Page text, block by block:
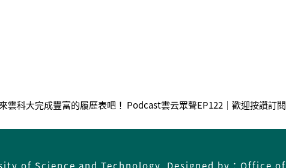
雲科大完成豐富的履歷表吧！ Podcast雲云眾聲EP122｜歡迎按讚訂
of Science and Technology Designed by：Office